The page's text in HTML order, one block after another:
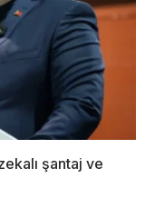
şantaj ve